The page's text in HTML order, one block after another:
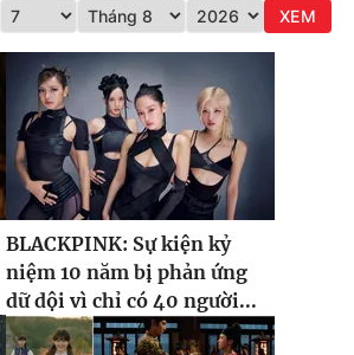
XEM
BLACKPINK: Sự kiện kỷ
niệm 10 năm bị phản ứng
dữ dội vì chỉ có 40 người...